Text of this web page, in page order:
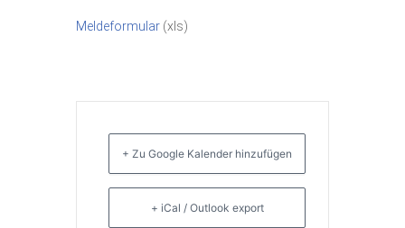
Meldeformular (xls)
+ Zu Google Kalender hinzufügen
+ iCal / Outlook export